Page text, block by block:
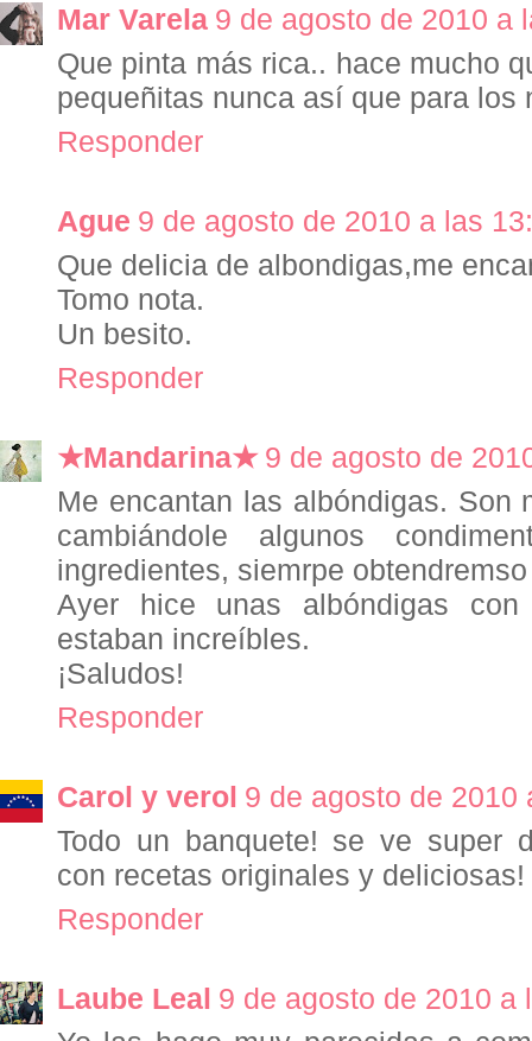
Mar Varela 9 de agosto de 2010 a
Que pinta más rica.. hace mucho
pequeñitas nunca así que para los
Responder
Ague 9 de agosto de 2010 a las
Que delicia de albondigas,me
Tomo nota.
Un besito.
Responder
★Mandarina★ 9 de agosto de
Me encantan las albóndigas. Son
cambiándole algunos
ingredientes, siemrpe
Ayer hice unas albóndigas
estaban increíbles.
¡Saludos!
Responder
Carol y verol 9 de agosto de 2010
Todo un banquete! se ve super
con recetas originales y
Responder
Laube Leal 9 de agosto de 2010 a